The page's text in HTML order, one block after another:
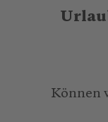
Können